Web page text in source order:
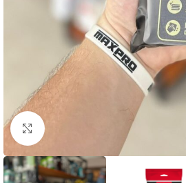
Clique para ampliar